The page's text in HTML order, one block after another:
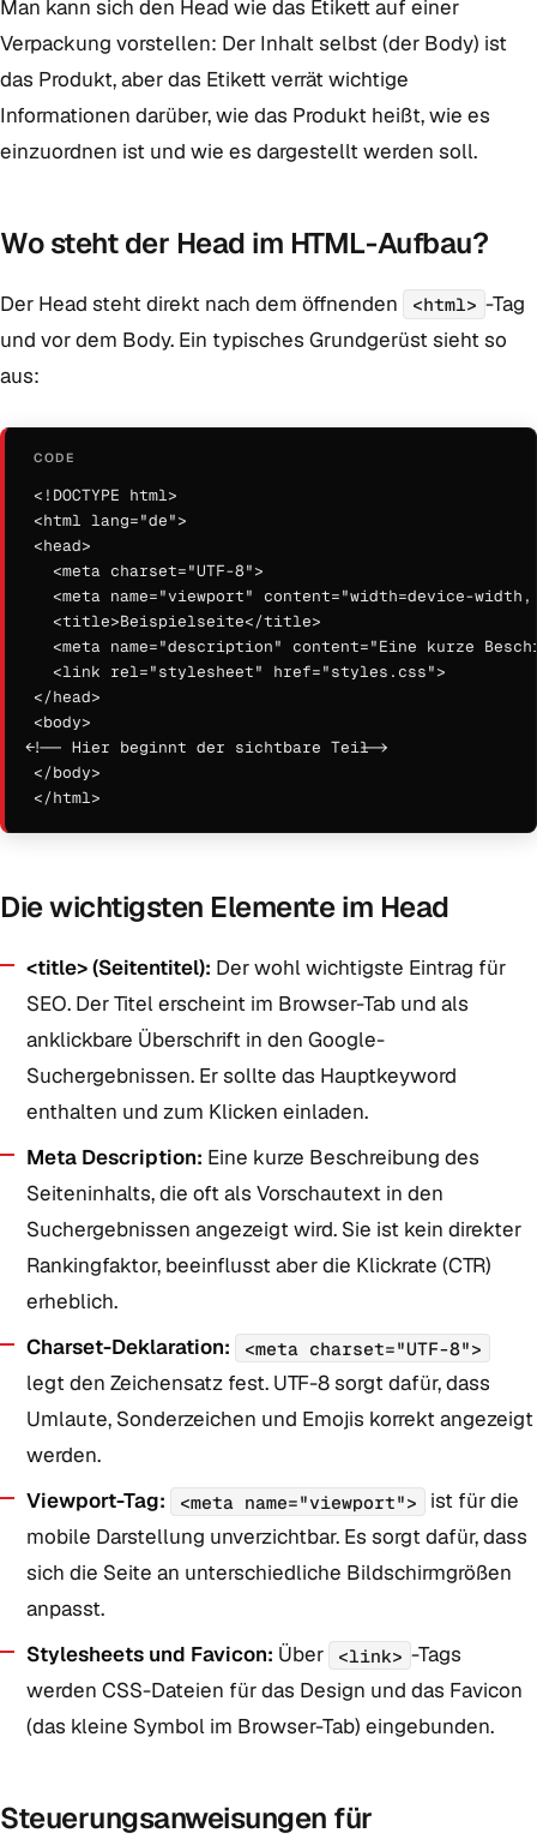
Man kann sich den Head wie das Etikett auf einer
Verpackung vorstellen: Der Inhalt selbst (der Body) ist
das Produkt, aber das Etikett verrät wichtige
Informationen darüber, wie das Produkt heißt, wie es
einzuordnen ist und wie es dargestellt werden soll.
Wo steht der Head im HTML-Aufbau?
Der Head steht direkt nach dem öffnenden <html> -Tag
und vor dem Body. Ein typisches Grundgerüst sieht so
aus:
<!DOCTYPE html>
<html lang="de">
<head>
  <meta charset="UTF-8">
<meta name="viewport" content="width=device-
  <title>Beispielseite</title>
<meta name="description" content="Eine kurze
  <link rel="stylesheet" href="styles.css">
</head>
<body>
  <!-- Hier beginnt der sichtbare Teil -->
</body>
</html>
Die wichtigsten Elemente im Head
<title> (Seitentitel): Der wohl wichtigste Eintrag für
SEO. Der Titel erscheint im Browser-Tab und als
anklickbare Überschrift in den Google-
Suchergebnissen. Er sollte das Hauptkeyword
enthalten und zum Klicken einladen.
Meta Description: Eine kurze Beschreibung des
Seiteninhalts, die oft als Vorschautext in den
Suchergebnissen angezeigt wird. Sie ist kein direkter
Rankingfaktor, beeinflusst aber die Klickrate (CTR)
erheblich.
Charset-Deklaration:
<meta charset="UTF-8">
legt den Zeichensatz fest. UTF-8 sorgt dafür, dass
Umlaute, Sonderzeichen und Emojis korrekt angezeigt
werden.
Viewport-Tag:
<meta name="viewport">
ist für die
mobile Darstellung unverzichtbar. Es sorgt dafür, dass
sich die Seite an unterschiedliche Bildschirmgrößen
anpasst.
Stylesheets und Favicon: Über <link> -Tags
werden CSS-Dateien für das Design und das Favicon
(das kleine Symbol im Browser-Tab) eingebunden.
Steuerungsanweisungen für